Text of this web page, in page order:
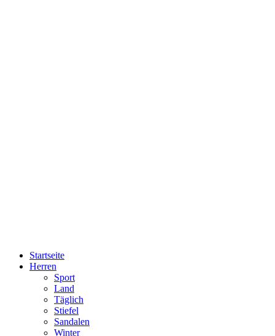
Startseite
Herren
Sport
Land
Täglich
Stiefel
Sandalen
Winter